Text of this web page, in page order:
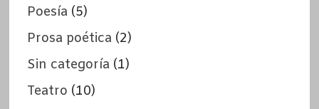
Poesía (5)
Prosa poética (2)
Sin categoría (1)
Teatro (10)